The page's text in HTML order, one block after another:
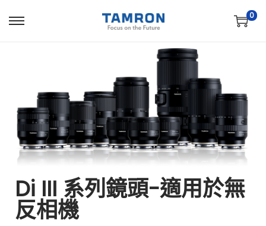
0
Di III 系列鏡頭-適用於無
反相機